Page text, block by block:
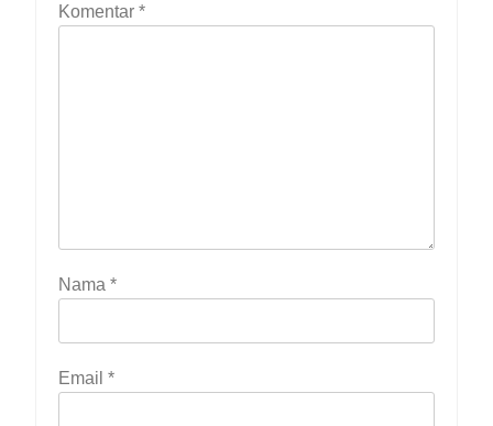
Komentar *
Nama *
Email *